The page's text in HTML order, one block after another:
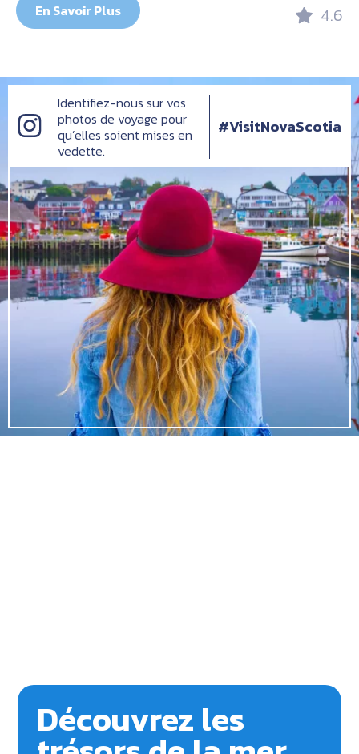
En Savoir Plus 4.6
Identifiez-nous sur vos
photos de voyage pour
qu’elles soient mises en
vedette.
#VisitNovaScotia
Découvrez les